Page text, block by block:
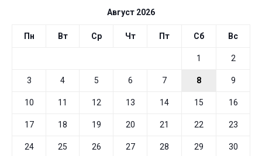
Август 2026
Пн Вт Ср Чт Пт Сб Вс
1 2
3 4 5 6 7 8 9
10 11 12 13 14 15 16
17 18 19 20 21 22 23
24 25 26 27 28 29 30